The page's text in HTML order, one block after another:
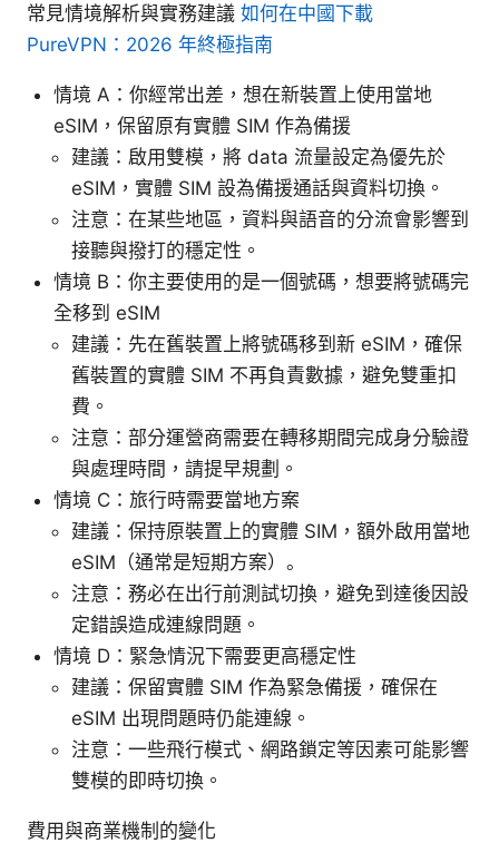
常見情境解析與實務建議 如何在中國下載
PureVPN：2026 年終極指南
情境 A：你經常出差，想在新裝置上使用當地
eSIM，保留原有實體 SIM 作為備援
建議：啟用雙模，將 data 流量設定為優先於
eSIM，實體 SIM 設為備援通話與資料切換。
注意：在某些地區，資料與語音的分流會影響到
接聽與撥打的穩定性。
情境 B：你主要使用的是一個號碼，想要將號碼完
全移到 eSIM
建議：先在舊裝置上將號碼移到新 eSIM，確保
舊裝置的實體 SIM 不再負責數據，避免雙重扣
費。
注意：部分運營商需要在轉移期間完成身分驗證
與處理時間，請提早規劃。
情境 C：旅行時需要當地方案
建議：保持原裝置上的實體 SIM，額外啟用當地
eSIM（通常是短期方案）。
注意：務必在出行前測試切換，避免到達後因設
定錯誤造成連線問題。
情境 D：緊急情況下需要更高穩定性
建議：保留實體 SIM 作為緊急備援，確保在
eSIM 出現問題時仍能連線。
注意：一些飛行模式、網路鎖定等因素可能影響
雙模的即時切換。
費用與商業機制的變化